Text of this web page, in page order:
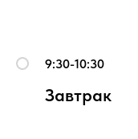
9:30-10:30
Завтрак